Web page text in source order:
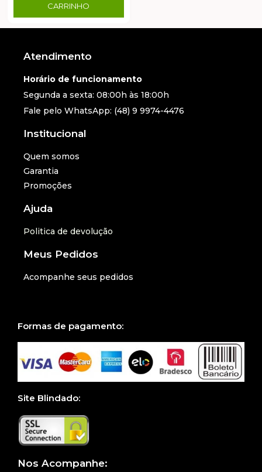
CARRINHO
Atendimento
Horário de funcionamento
Segunda a sexta: 08:00h às 18:00h
Fale pelo WhatsApp: (48) 9 9974-4476
Institucional
Quem somos
Garantia
Promoções
Ajuda
Politica de devolução
Meus Pedidos
Acompanhe seus pedidos
Formas de pagamento:
Site Blindado:
Nos Acompanhe: